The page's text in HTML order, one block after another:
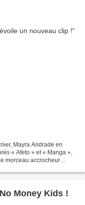
Mayra Andrade en
« Afeto » et « Manga »,
morceau accrocheur
Money Kids !